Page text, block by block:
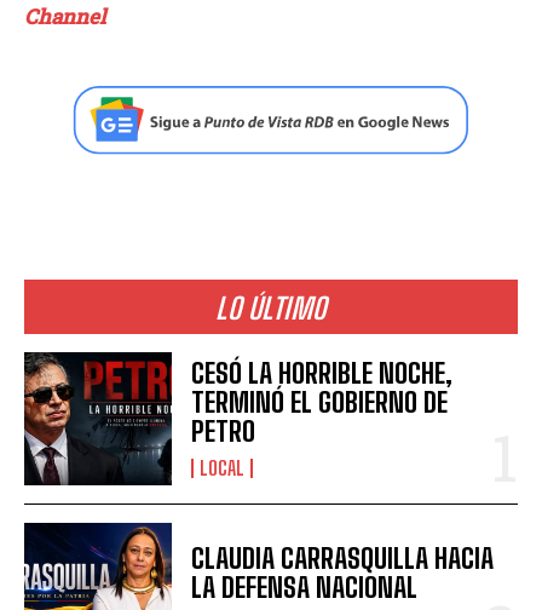
Channel
LO ÚLTIMO
CESÓ LA HORRIBLE NOCHE,
TERMINÓ EL GOBIERNO DE
PETRO
LOCAL
CLAUDIA CARRASQUILLA HACIA
LA DEFENSA NACIONAL